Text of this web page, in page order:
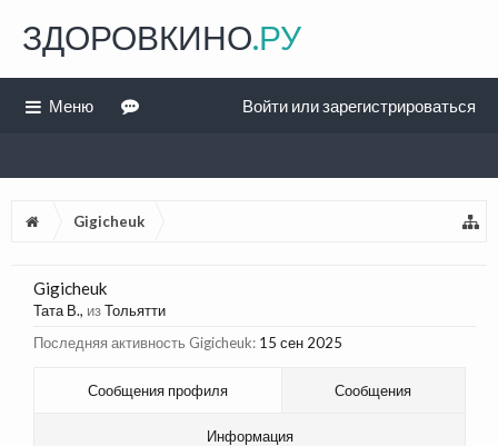
Gigicheuk
Gigicheuk
Тата В., изТольятти
Последняя активность Gigicheuk: 15 сен 2025
Сообщения профиля Сообщения
Информация
ЗДОРОВКИНО.РУ
Меню Войти или зарегистрироваться